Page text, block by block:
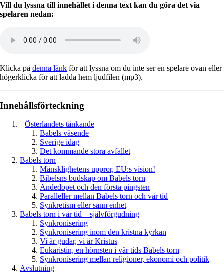
Vill du lyssna till innehållet i denna text kan du göra det via
spelaren nedan:
Klicka på denna länk för att lyssna om du inte ser en spelare ovan eller
högerklicka för att ladda hem ljudfilen (mp3).
Innehållsförteckning
Österlandets tänkande
Babels väsende
Sverige idag
Det kommande stora avfallet
Babels torn
Mänsklighetens uppror, EU:s vision!
Bibelsns budskap om Babels torn
Andedopet och den första pingsten
Paralleller mellan Babels torn och vår tid
Synkretism eller sann enhet
Babels torn i vår tid – självförgudning
Synkronisering
Synkronisering inom den kristna kyrkan
Vi är gudar, vi är Kristus
Eukaristin, en hörnsten i vår tids Babels torn
Synkronisering mellan religioner, ekonomi och politik
Avslutning